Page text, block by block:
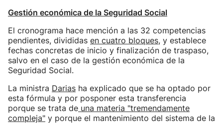
Gestión económica de la Seguridad Social
El cronograma hace mención a las 32 competencias
pendientes, divididas en cuatro bloques, y establece
fechas concretas de inicio y finalización de traspaso,
salvo en el caso de la gestión económica de la
Seguridad Social.
La ministra Darias ha explicado que se ha optado por
esta fórmula y por posponer esta transferencia
porque se trata de una materia "tremendamente
compleja" y porque el mantenimiento del sistema de la